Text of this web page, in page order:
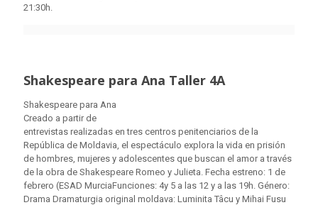
21:30h.
Shakespeare para Ana Taller 4A
Shakespeare para Ana
Creado a partir de
entrevistas realizadas en tres centros penitenciarios de la
República de Moldavia, el espectáculo explora la vida en prisión
de hombres, mujeres y adolescentes que buscan el amor a través
de la obra de Shakespeare Romeo y Julieta. Fecha estreno: 1 de
febrero (ESAD MurciaFunciones: 4y 5 a las 12 y a las 19h. Género:
Drama Dramaturgia original moldava: Luminita Tâcu y Mihai Fusu